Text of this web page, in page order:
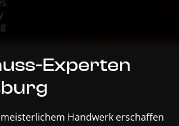
Experten
Handwerk erschaffen